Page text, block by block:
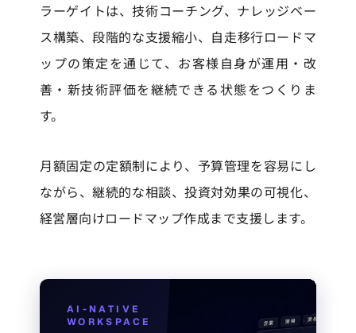
ラーゲイトは、技術コーチング、ナレッジベー
ス構築、段階的な支援縮小、自走移行ロードマ
ップの策定を通じて、お客様自身が運用・改
善・新技術評価を継続できる状態をつくりま
す。
月額固定の定額制により、予算管理を容易にし
ながら、継続的な相談、投資対効果の可視化、
経営層向けロードマップ作成まで支援します。
AI-NATIVE
WORKSPACE